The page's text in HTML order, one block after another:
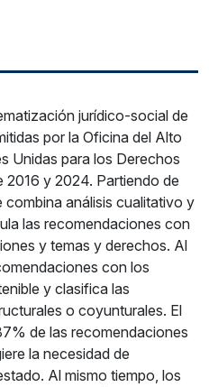
jurídico-social de
por la Oficina del Alto
Unidas para los Derechos
2016 y 2024. Partiendo de
análisis cualitativo y
las recomendaciones con
y temas y derechos. Al
con los
y clasifica las
o coyunturales. El
de las recomendaciones
la necesidad de
Al mismo tiempo, los